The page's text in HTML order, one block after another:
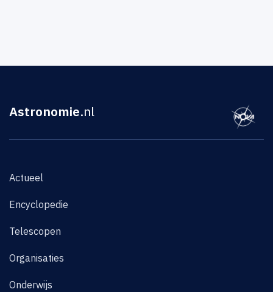
Astronomie.nl
Actueel
Encyclopedie
Telescopen
Organisaties
Onderwijs